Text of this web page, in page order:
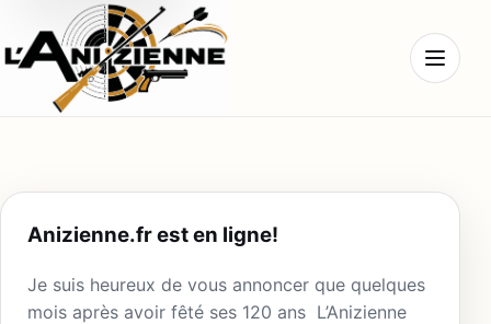
Ouvrir
Anizienne.fr est en ligne!
Je suis heureux de vous annoncer que quelques
mois après avoir fêté ses 120 ans L’Anizienne